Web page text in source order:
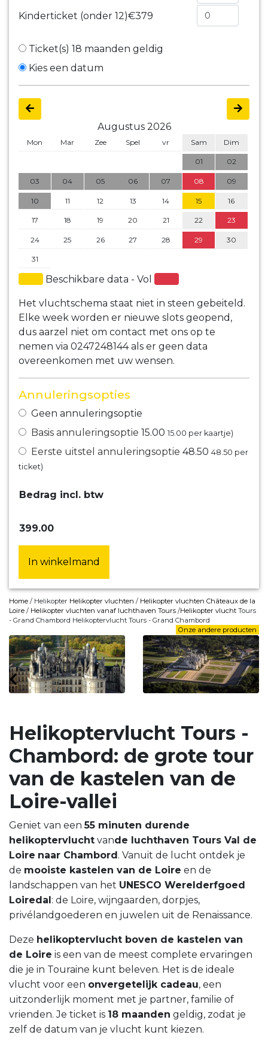
Kinderticket (onder 12)€379
Ticket(s) 18 maanden geldig
Kies een datum
Augustus 2026
Mon Mar Zee Spel vr Sam Dim
01 02
03 04 05 06 07 08 09
10 11 12 13 14 15 16
17 18 19 20 21 22 23
24 25 26 27 28 29 30
31
Beschikbare data - Vol
Het vluchtschema staat niet in steen gebeiteld.
Elke week worden er nieuwe slots geopend,
dus aarzel niet om contact met ons op te
nemen via 0247248144 als er geen data
overeenkomen met uw wensen.
Annuleringsopties
Geen annuleringsoptie
Basis annuleringsoptie 15.00 15.00 per kaartje)
Eerste uitstel annuleringsoptie 48.50 48.50 per
ticket)
Bedrag incl. btw
399.00
In winkelmand
Home / Helikopter Helikopter vluchten / Helikopter vluchten Châteaux de la
Loire / Helikopter vluchten vanaf luchthaven Tours /Helikopter vlucht Tours
- Grand Chambord Helikoptervlucht Tours - Grand Chambord
Onze andere producten
Helikoptervlucht Tours -
Chambord: de grote tour
van de kastelen van de
Loire-vallei
Geniet van een55 minuten durende
helikoptervlucht vande luchthaven Tours Val de
Loire naar Chambord. Vanuit de lucht ontdek je
de mooiste kastelen van de Loire en de
landschappen van het UNESCO Werelderfgoed
Loiredal: de Loire, wijngaarden, dorpjes,
privélandgoederen en juwelen uit de Renaissance.
Deze helikoptervlucht boven de kastelen van
de Loire is een van de meest complete ervaringen
die je in Touraine kunt beleven. Het is de ideale
vlucht voor een onvergetelijk cadeau, een
uitzonderlijk moment met je partner, familie of
vrienden. Je ticket is 18 maanden geldig, zodat je
zelf de datum van je vlucht kunt kiezen.